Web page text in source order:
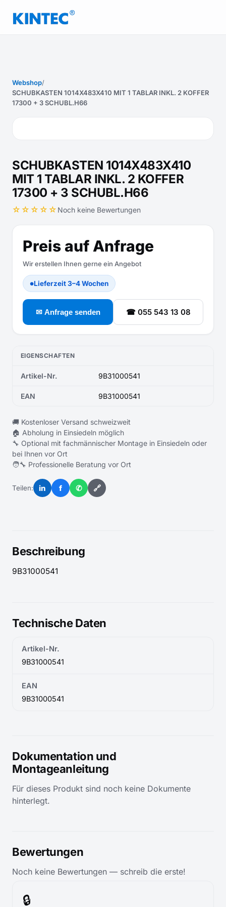
Webshop/
SCHUBKASTEN 1014X483X410 MIT 1 TABLAR INKL. 2 KOFFER
17300 + 3 SCHUBL.H66
SCHUBKASTEN 1014X483X410
MIT 1 TABLAR INKL. 2 KOFFER
17300 + 3 SCHUBL.H66
☆☆☆☆☆ Noch keine Bewertungen
Preis auf Anfrage
Wir erstellen Ihnen gerne ein Angebot
●Lieferzeit 3–4 Wochen
✉ Anfrage senden ☎ 055 543 13 08
EIGENSCHAFTEN
Artikel-Nr. 9B31000541
EAN 9B31000541
🚚 Kostenloser Versand schweizweit
🏠 Abholung in Einsiedeln möglich
🔧 Optional mit fachmännischer Montage in Einsiedeln oder
bei Ihnen vor Ort
🧑‍🔧 Professionelle Beratung vor Ort
Teilen: in f ✆ 🔗
Beschreibung
9B31000541
Technische Daten
Artikel-Nr.
9B31000541
EAN
9B31000541
Dokumentation und
Montageanleitung
Für dieses Produkt sind noch keine Dokumente
hinterlegt.
Bewertungen
Noch keine Bewertungen — schreib die erste!
🔒